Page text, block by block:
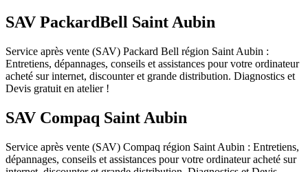
SAV PackardBell Saint Aubin
Service après vente (SAV) Packard Bell région Saint Aubin :
Entretiens, dépannages, conseils et assistances pour votre ordinateur
acheté sur internet, discounter et grande distribution. Diagnostics et
Devis gratuit en atelier !
SAV Compaq Saint Aubin
Service après vente (SAV) Compaq région Saint Aubin : Entretiens,
dépannages, conseils et assistances pour votre ordinateur acheté sur